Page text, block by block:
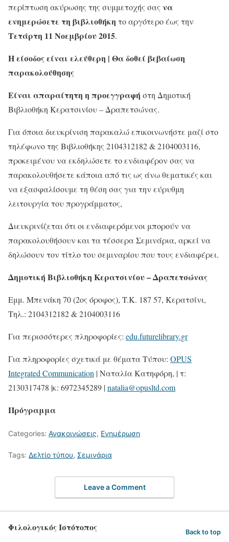
περίπτωση ακύρωσης της συμμετοχής σας να
ενημερώσετε τη βιβλιοθήκη το αργότερο έως την
Τετάρτη 11 Νοεμβρίου 2015.
Η είσοδος είναι ελεύθερη | Θα δοθεί βεβαίωση
παρακολούθησης
Είναι απαραίτητη η προεγγραφή στη Δημοτική
Βιβλιοθήκη Κερατσινίου – Δραπετσώνας.
Για όποια διευκρίνιση παρακαλώ επικοινωνήστε μαζί στο
τηλέφωνο της Βιβλιοθήκης 2104312182 & 2104003116,
προκειμένου να εκδηλώσετε το ενδιαφέρον σας να
παρακολουθήσετε κάποια από τις ως άνω θεματικές και
να εξασφαλίσουμε τη θέση σας για την εύρυθμη
λειτουργία του προγράμματος,
Διευκρινίζεται ότι οι ενδιαφερόμενοι μπορούν να
παρακολουθήσουν και τα τέσσερα Σεμινάρια, αρκεί να
δηλώσουν τον τίτλο του σεμιναρίου που τους ενδιαφέρει.
Δημοτική Βιβλιοθήκη Κερατσινίου – Δραπετσώνας
Εμμ. Μπενάκη 70 (2ος όροφος), T.K. 187 57, Κερατσίνι,
Tηλ.: 2104312182 & 2104003116
Για περισσότερες πληροφορίες: edu.futurelibrary.gr
Για πληροφορίες σχετικά με θέματα Τύπου: OPUS
Integrated Communication | Ναταλία Κατηφόρη, | τ:
2130317478 |κ: 6972345289 |natalia@opusltd.com
Πρόγραμμα
Categories: Ανακοινώσεις, Ενημέρωση
Tags: Δελτίο τύπου, Σεμινάρια
Leave a Comment
Φιλολογικός Ιστότοπος Back to top